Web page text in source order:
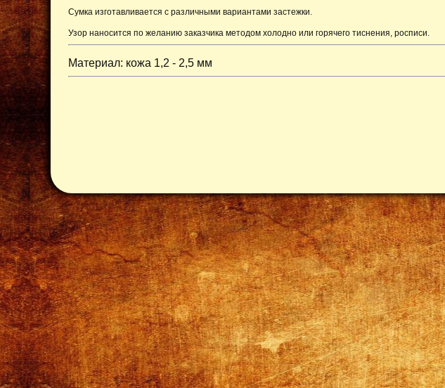
Сумка изготавливается с различными вариантами застежки.
Узор наносится по желанию заказчика методом холодно или горячего тиснения, росписи.
Материал: кожа 1,2 - 2,5 мм